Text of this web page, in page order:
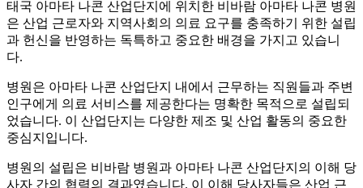
태국 아마타 나콘 산업단지에 위치한 비바람 아마타 나콘 병원
은 산업 근로자와 지역사회의 의료 요구를 충족하기 위한 설립
과 헌신을 반영하는 독특하고 중요한 배경을 가지고 있습니
다.
병원은 아마타 나콘 산업단지 내에서 근무하는 직원들과 주변
인구에게 의료 서비스를 제공한다는 명확한 목적으로 설립되
었습니다. 이 산업단지는 다양한 제조 및 산업 활동의 중요한
중심지입니다.
병원의 설립은 비바람 병원과 아마타 나콘 산업단지의 이해 당
사자 간의 협력의 결과였습니다. 이 이해 당사자들은 산업 근